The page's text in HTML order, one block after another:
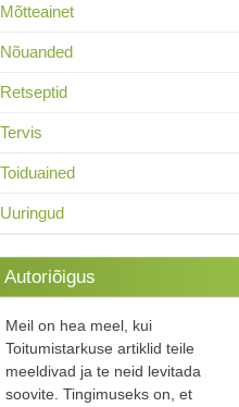
Mõtteainet
Nõuanded
Retseptid
Tervis
Toiduained
Uuringud
Autoriõigus
Meil on hea meel, kui
Toitumistarkuse artiklid teile
meeldivad ja te neid levitada
soovite. Tingimuseks on, et